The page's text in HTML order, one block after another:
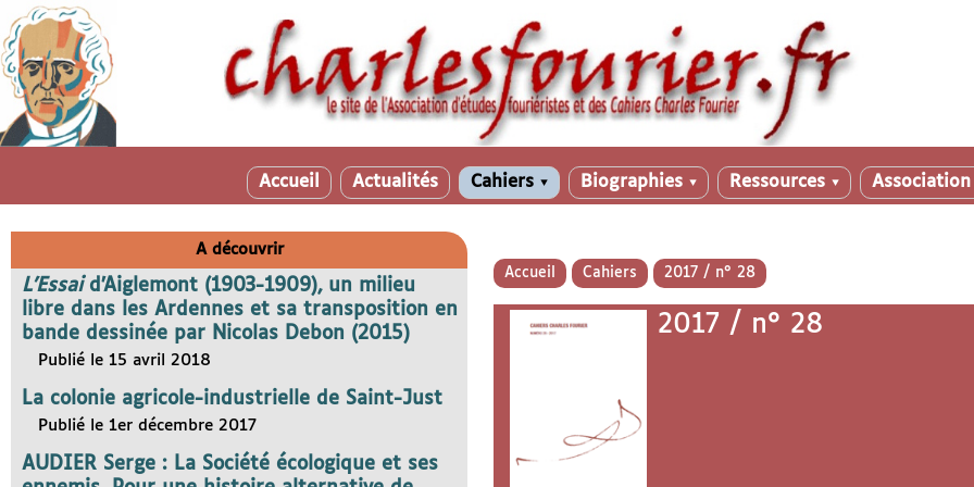
Accueil Actualités Cahiers ▼ Biographies ▼ Ressources ▼
Accueil Cahiers 2017 / n° 28
2017 / n° 28
A découvrir
L’Essaid’Aiglemont (1903-1909), un milieu
libre dans les Ardennes et sa transposition en
bande dessinée par Nicolas Debon (2015)
Publié le 15 avril 2018
La colonie agricole-industrielle de Saint-Just
Publié le 1er décembre 2017
AUDIER Serge : La Société écologique et ses